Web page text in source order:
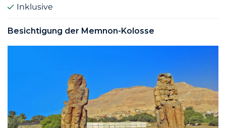
Inklusive
Besichtigung der Memnon-Kolosse